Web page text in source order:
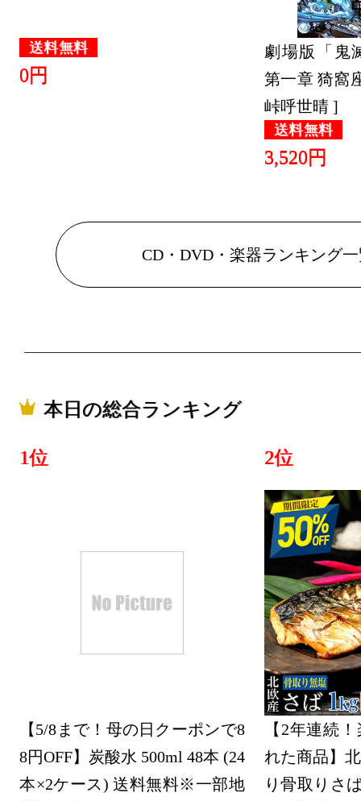
送料無料
0円
劇場版「鬼
第一章 猗窩
峠呼世晴 ]
送料無料
3,520円
CD・DVD・楽器ランキング
本日の総合ランキング
1位
【5/8まで！母の日クーポンで8
8円OFF】炭酸水 500ml 48本 (24
本×2ケース) 送料無料※一部地
2位
【2年連続
れた商品】
り骨取りさ